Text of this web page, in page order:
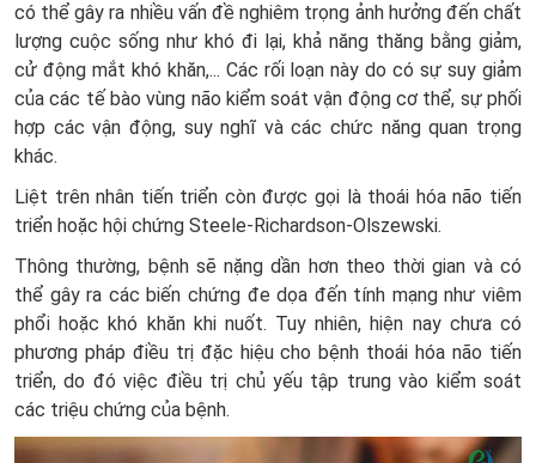
có thể gây ra nhiều vấn đề nghiêm trọng ảnh hưởng đến chất
lượng cuộc sống như khó đi lại, khả năng thăng bằng giảm,
cử động mắt khó khăn,... Các rối loạn này do có sự suy giảm
của các tế bào vùng não kiểm soát vận động cơ thể, sự phối
hợp các vận động, suy nghĩ và các chức năng quan trọng
khác.
Liệt trên nhân tiến triển còn được gọi là thoái hóa não tiến
triển hoặc hội chứng Steele-Richardson-Olszewski.
Thông thường, bệnh sẽ nặng dần hơn theo thời gian và có
thể gây ra các biến chứng đe dọa đến tính mạng như viêm
phổi hoặc khó khăn khi nuốt. Tuy nhiên, hiện nay chưa có
phương pháp điều trị đặc hiệu cho bệnh thoái hóa não tiến
triển, do đó việc điều trị chủ yếu tập trung vào kiểm soát
các triệu chứng của bệnh.